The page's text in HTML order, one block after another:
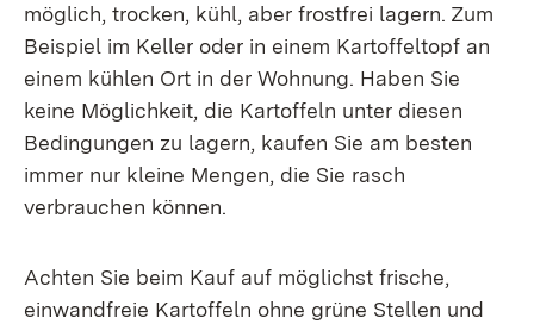
möglich, trocken, kühl, aber frostfrei lagern. Zum
Beispiel im Keller oder in einem Kartoffeltopf an
einem kühlen Ort in der Wohnung. Haben Sie
keine Möglichkeit, die Kartoffeln unter diesen
Bedingungen zu lagern, kaufen Sie am besten
immer nur kleine Mengen, die Sie rasch
verbrauchen können.
Achten Sie beim Kauf auf möglichst frische,
einwandfreie Kartoffeln ohne grüne Stellen und